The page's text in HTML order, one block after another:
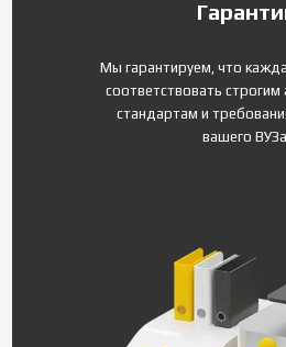
Мы гарантируем, что
соответствовать строгим
стандартам и
вашего